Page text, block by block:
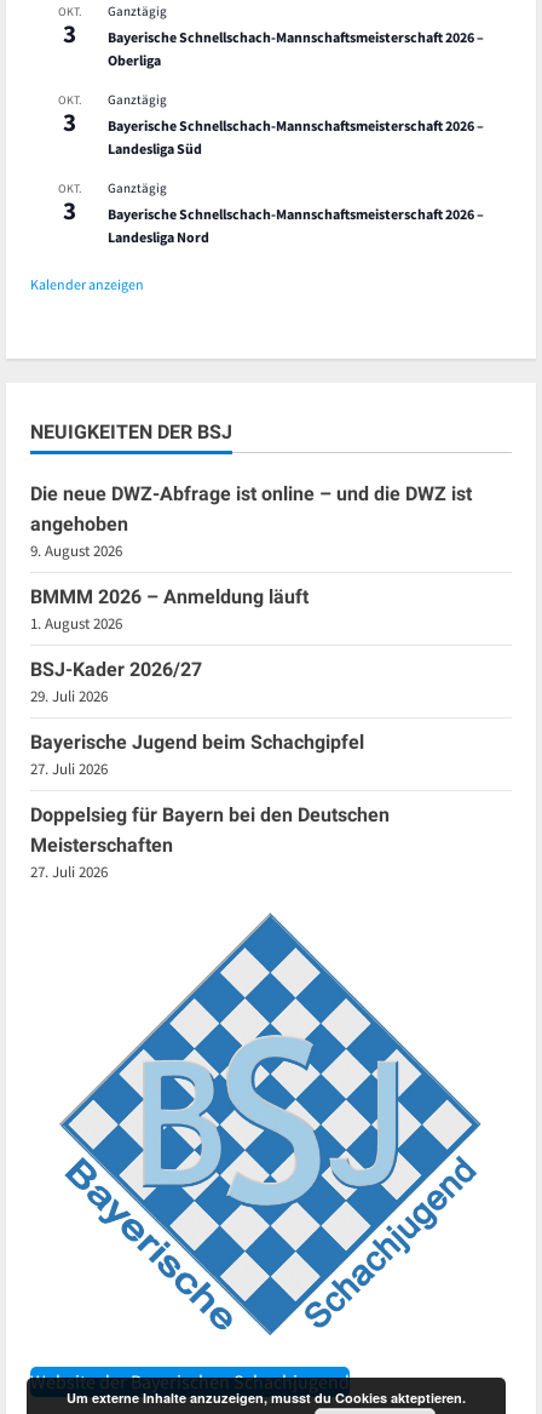
OKT.
3
Ganztägig
Bayerische Schnellschach-Mannschaftsmeisterschaft 2026 –
Oberliga
OKT.
3
Ganztägig
Bayerische Schnellschach-Mannschaftsmeisterschaft 2026 –
Landesliga Süd
OKT.
3
Ganztägig
Bayerische Schnellschach-Mannschaftsmeisterschaft 2026 –
Landesliga Nord
Kalender anzeigen
NEUIGKEITEN DER BSJ
Die neue DWZ-Abfrage ist online – und die DWZ ist
angehoben
9. August 2026
BMMM 2026 – Anmeldung läuft
1. August 2026
BSJ-Kader 2026/27
29. Juli 2026
Bayerische Jugend beim Schachgipfel
27. Juli 2026
Doppelsieg für Bayern bei den Deutschen
Meisterschaften
27. Juli 2026
Website der Bayerischen Schachjugend
Um externe Inhalte anzuzeigen, musst du Cookies akteptieren.